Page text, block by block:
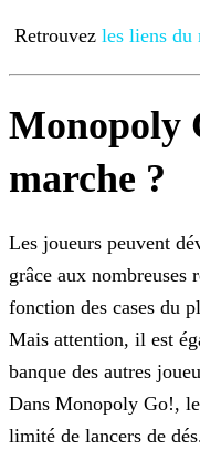
Retrouvez les liens du
Monopoly
marche ?
Les joueurs peuvent
grâce aux nombreuses
fonction des cases du
Mais attention, il est
banque des autres
Dans Monopoly Go!,
limité de lancers de